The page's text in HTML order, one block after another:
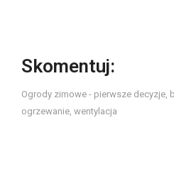
Skomentuj:
Ogrody zimowe - pierwsze decyzje,
ogrzewanie, wentylacja